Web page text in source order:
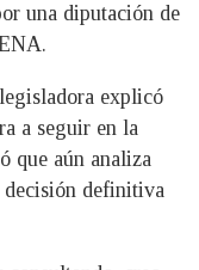
una diputación de
explicó
a seguir en la
que aún analiza
decisión definitiva